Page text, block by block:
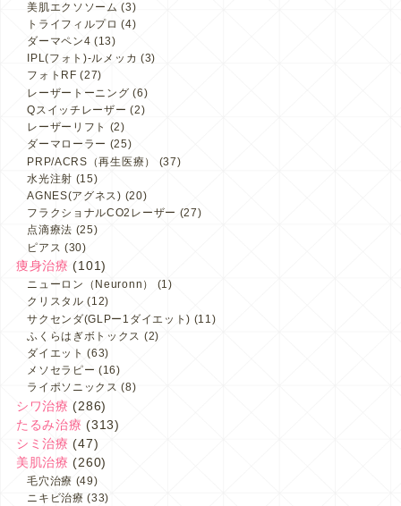
美肌エクソソーム (3)
トライフィルプロ (4)
ダーマペン4 (13)
IPL(フォト)-ルメッカ (3)
フォトRF (27)
レーザートーニング (6)
Qスイッチレーザー (2)
レーザーリフト (2)
ダーマローラー (25)
PRP/ACRS（再生医療）
(37)
水光注射 (15)
AGNES(アグネス) (20)
フラクショナルCO2レーザー (27)
点滴療法 (25)
ピアス (30)
痩身治療 (101)
ニューロン（Neuronn）
(1)
クリスタル (12)
サクセンダ(GLPー1ダイエット) (11)
ふくらはぎボトックス (2)
ダイエット (63)
メソセラピー (16)
ライポソニックス (8)
シワ治療 (286)
たるみ治療 (313)
シミ治療 (47)
美肌治療 (260)
毛穴治療 (49)
ニキビ治療 (33)